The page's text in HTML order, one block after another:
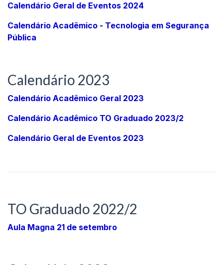
Calendário Geral de Eventos 2024
Calendário Acadêmico - Tecnologia em Segurança
Pública
Calendário 2023
Calendário Acadêmico Geral 2023
Calendário Acadêmico TO Graduado 2023/2
Calendário Geral de Eventos 2023
TO Graduado 2022/2
Aula Magna 21 de setembro